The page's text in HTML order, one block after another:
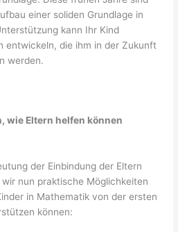
einer soliden Grundlage in
kann Ihr Kind
entwickeln, die ihm in der Zukunft
werden.
wie Eltern helfen können
der Einbindung der Eltern
nun praktische Möglichkeiten
in Mathematik von der ersten
können: